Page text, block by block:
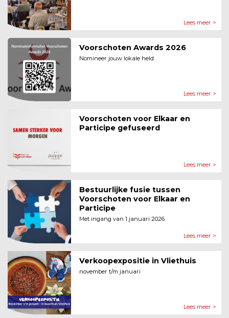
Lees meer >
Voorschoten Awards 2026
Nomineer jouw lokale held
Lees meer >
Voorschoten voor Elkaar en
Participe gefuseerd
Lees meer >
Bestuurlijke fusie tussen
Voorschoten voor Elkaar en
Participe
Met ingang van 1 januari 2026
Lees meer >
Verkoopexpositie in Vliethuis
november t/m januari
Lees meer >